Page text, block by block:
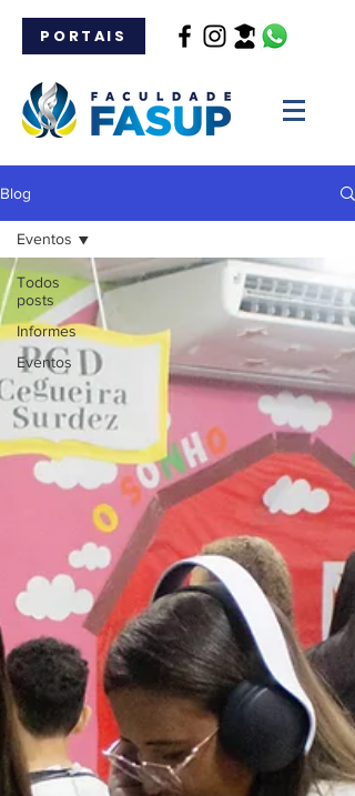
PORTAIS
Blog
Todos
posts
Informes
Eventos
Eventos